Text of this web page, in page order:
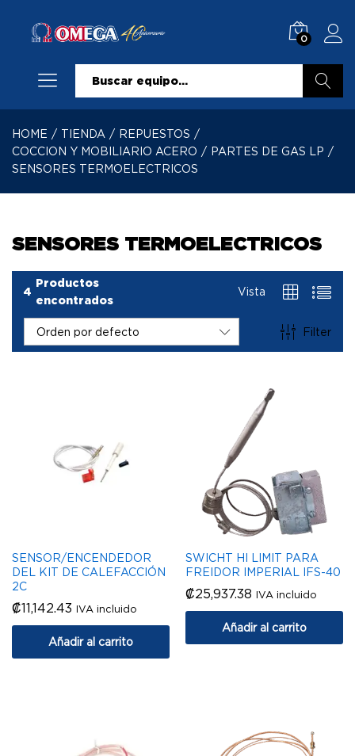
0
HOME / TIENDA / REPUESTOS /
COCCION Y MOBILIARIO ACERO / PARTES DE GAS LP /
SENSORES TERMOELECTRICOS
SENSORES TERMOELECTRICOS
4
Productos
encontrados
Vista
Filter
Orden por defecto
SENSOR/ENCENDEDOR
DEL KIT DE CALEFACCIÓN
2C
₡11,142.43 IVA incluido
Añadir al carrito
SWICHT HI LIMIT PARA
FREIDOR IMPERIAL IFS-40
₡25,937.38 IVA incluido
Añadir al carrito